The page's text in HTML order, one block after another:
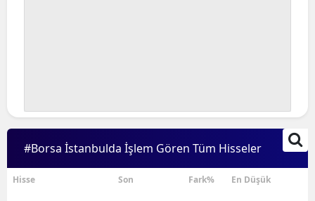
#Borsa İstanbulda İşlem Gören Tüm Hisseler
Hisse Son Fark% En Düşük